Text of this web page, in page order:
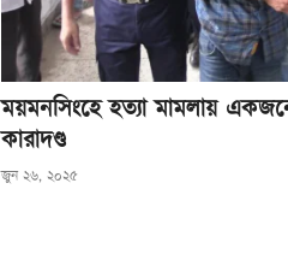
ময়মনসিংহে হত্যা মামলায়
কারাদণ্ড
জুন ২৬, ২০২৫